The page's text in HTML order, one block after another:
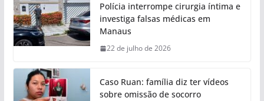
Polícia interrompe cirurgia íntima e
investiga falsas médicas em
Manaus
22 de julho de 2026
Caso Ruan: família diz ter vídeos
sobre omissão de socorro